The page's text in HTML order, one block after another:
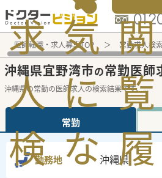
電話でのお問
求
人
検
気
に
な
閲
覧
履
医師転職・求人募集TOP 常勤求人検索
沖縄県宜野湾市の常勤医師
沖縄県の常勤の医師求人の検索結果です。...
常勤
勤務地 沖縄県